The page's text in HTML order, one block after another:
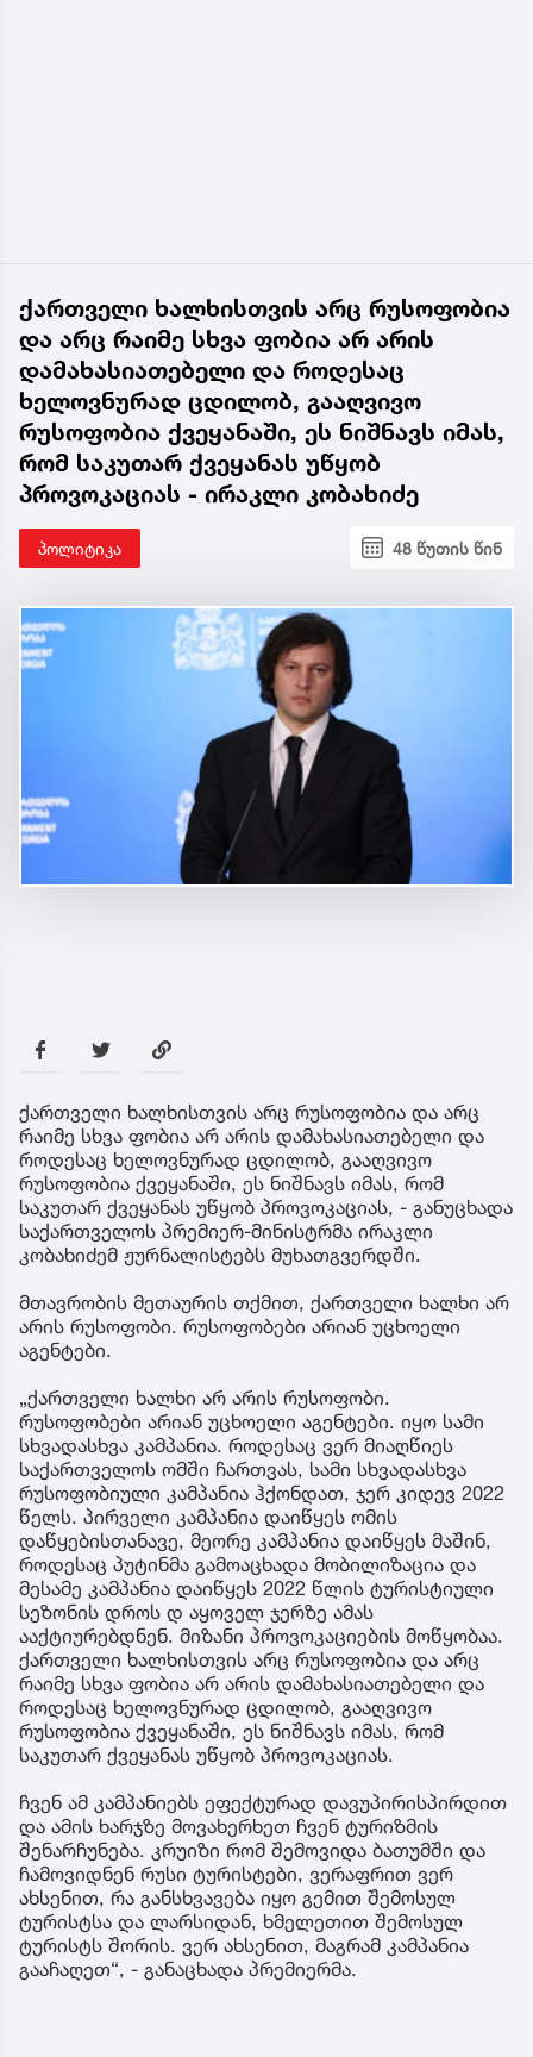
ქართველი ხალხისთვის არც რუსოფობია
და არც რაიმე სხვა ფობია არ არის
დამახასიათებელი და როდესაც
ხელოვნურად ცდილობ, გააღვივო
რუსოფობია ქვეყანაში, ეს ნიშნავს იმას,
რომ საკუთარ ქვეყანას უწყობ
პროვოკაციას - ირაკლი კობახიძე
პოლიტიკა 48 წუთის წინ
ქართველი ხალხისთვის არც რუსოფობია და არც
რაიმე სხვა ფობია არ არის დამახასიათებელი და
როდესაც ხელოვნურად ცდილობ, გააღვივო
რუსოფობია ქვეყანაში, ეს ნიშნავს იმას, რომ
საკუთარ ქვეყანას უწყობ პროვოკაციას, - განუცხადა
საქართველოს პრემიერ-მინისტრმა ირაკლი
კობახიძემ ჟურნალისტებს მუხათგვერდში.
მთავრობის მეთაურის თქმით, ქართველი ხალხი არ
არის რუსოფობი. რუსოფობები არიან უცხოელი
აგენტები.
„ქართველი ხალხი არ არის რუსოფობი.
რუსოფობები არიან უცხოელი აგენტები. იყო სამი
სხვადასხვა კამპანია. როდესაც ვერ მიაღწიეს
საქართველოს ომში ჩართვას, სამი სხვადასხვა
რუსოფობიული კამპანია ჰქონდათ, ჯერ კიდევ 2022
წელს. პირველი კამპანია დაიწყეს ომის
დაწყებისთანავე, მეორე კამპანია დაიწყეს მაშინ,
როდესაც პუტინმა გამოაცხადა მობილიზაცია და
მესამე კამპანია დაიწყეს 2022 წლის ტურისტიული
სეზონის დროს დ აყოველ ჯერზე ამას
ააქტიურებდნენ. მიზანი პროვოკაციების მოწყობაა.
ქართველი ხალხისთვის არც რუსოფობია და არც
რაიმე სხვა ფობია არ არის დამახასიათებელი და
როდესაც ხელოვნურად ცდილობ, გააღვივო
რუსოფობია ქვეყანაში, ეს ნიშნავს იმას, რომ
საკუთარ ქვეყანას უწყობ პროვოკაციას.
ჩვენ ამ კამპანიებს ეფექტურად დავუპირისპირდით
და ამის ხარჯზე მოვახერხეთ ჩვენ ტურიზმის
შენარჩუნება. კრუიზი რომ შემოვიდა ბათუმში და
ჩამოვიდნენ რუსი ტურისტები, ვერაფრით ვერ
ახსენით, რა განსხვავება იყო გემით შემოსულ
ტურისტსა და ლარსიდან, ხმელეთით შემოსულ
ტურისტს შორის. ვერ ახსენით, მაგრამ კამპანია
გააჩაღეთ“, - განაცხადა პრემიერმა.